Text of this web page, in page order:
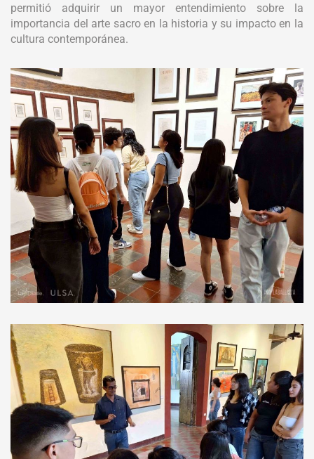
permitió adquirir un mayor entendimiento sobre la
importancia del arte sacro en la historia y su impacto en la
cultura contemporánea.